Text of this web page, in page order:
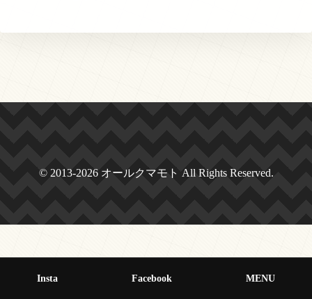
© 2013-2026 オールクマモト All Rights Reserved.
Insta Facebook MENU